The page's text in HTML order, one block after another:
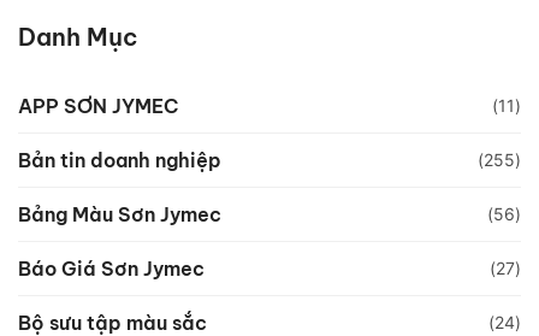
Danh Mục
APP SƠN JYMEC (11)
Bản tin doanh nghiệp (255)
Bảng Màu Sơn Jymec (56)
Báo Giá Sơn Jymec (27)
Bộ sưu tập màu sắc (24)